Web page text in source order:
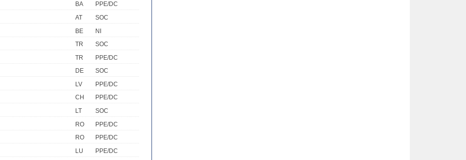
BA
PPE/DC
AT
SOC
BE
NI
TR
SOC
TR
PPE/DC
DE
SOC
LV
PPE/DC
CH
PPE/DC
LT
SOC
RO
PPE/DC
RO
PPE/DC
LU
PPE/DC